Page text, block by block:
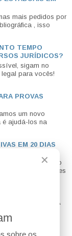
✕
sobre os
mais pedidos por
, isso
TEMPO
JURÍDICOS?
sigam no
para vocês!
PROVAS
um novo
é ajudá-los na
EM 20 DIAS
de lei seca do
que eu faço esses
o fórum do blog. A
do ...
PASSO A